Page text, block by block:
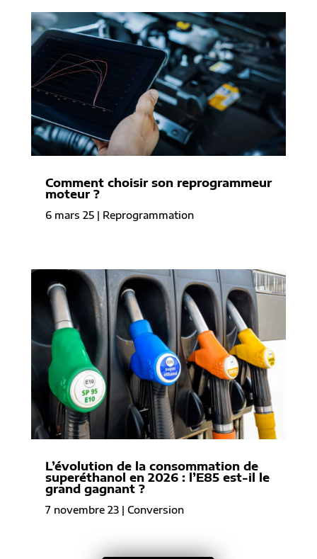
Comment choisir son reprogrammeur
moteur ?
6 mars 25| Reprogrammation
L’évolution de la consommation de
superéthanol en 2026 : l’E85 est-il le
grand gagnant ?
7 novembre 23| Conversion